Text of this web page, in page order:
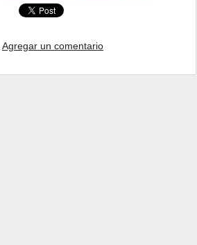
Agregar un comentario